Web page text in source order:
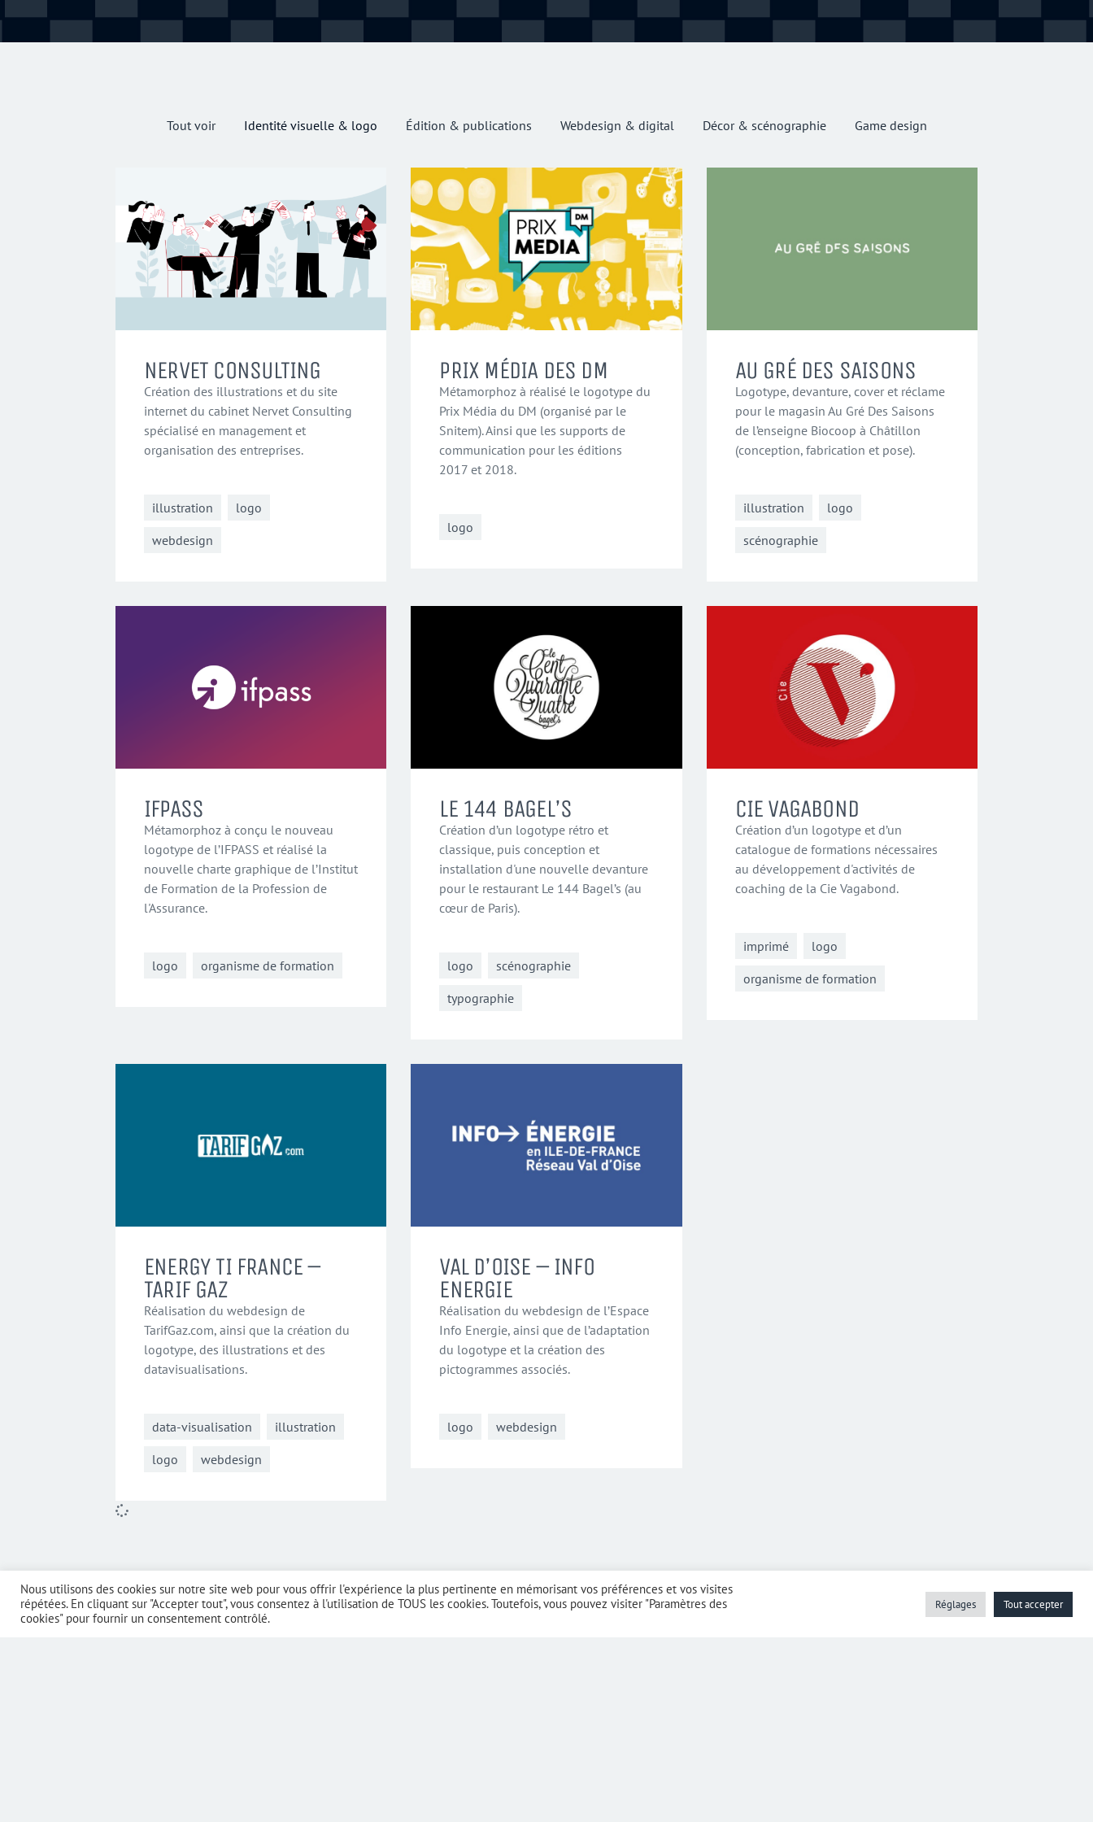
Tout voir Identité visuelle & logo Édition & publications Webdesign & digital Décor & scénographie Game design
NERVET CONSULTING
Création des illustrations et du site
internet du cabinet Nervet Consulting
spécialisé en management et
organisation des entreprises.
illustration
logo
webdesign
PRIX MÉDIA DES DM
Métamorphoz à réalisé le logotype du
Prix Média du DM (organisé par le
Snitem). Ainsi que les supports de
communication pour les éditions
2017 et 2018.
logo
AU GRÉ DES SAISONS
Logotype, devanture, cover et réclame
pour le magasin Au Gré Des Saisons
de l’enseigne Biocoop à Châtillon
(conception, fabrication et pose).
illustration
logo
scénographie
IFPASS
Métamorphoz à conçu le nouveau
logotype de l’IFPASS et réalisé la
nouvelle charte graphique de l’Institut
de Formation de la Profession de
l'Assurance.
logo organisme de formation
LE 144 BAGEL’S
Création d’un logotype rétro et
classique, puis conception et
installation d'une nouvelle devanture
pour le restaurant Le 144 Bagel’s (au
cœur de Paris).
logo
scénographie
typographie
CIE VAGABOND
Création d’un logotype et d’un
catalogue de formations nécessaires
au développement d'activités de
coaching de la Cie Vagabond.
imprimé
logo
organisme de formation
ENERGY TI FRANCE –
TARIF GAZ
Réalisation du webdesign de
TarifGaz.com, ainsi que la création du
logotype, des illustrations et des
datavisualisations.
data-visualisation
illustration
logo
webdesign
VAL D’OISE – INFO
ENERGIE
Réalisation du webdesign de l’Espace
Info Energie, ainsi que de l’adaptation
du logotype et la création des
pictogrammes associés.
logo webdesign
Nous utilisons des cookies sur notre site web pour vous offrir l'expérience la plus pertinente en mémorisant vos préférences et vos visites
répétées. En cliquant sur "Accepter tout", vous consentez à l'utilisation de TOUS les cookies. Toutefois, vous pouvez visiter "Paramètres des
cookies" pour fournir un consentement contrôlé.
Réglages Tout accepter